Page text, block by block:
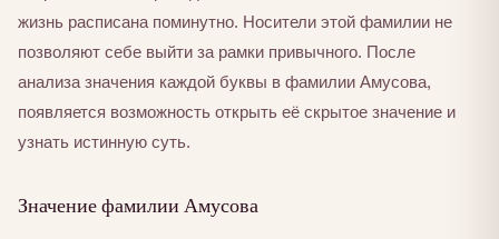
жизнь расписана поминутно. Носители этой фамилии не
позволяют себе выйти за рамки привычного. После
анализа значения каждой буквы в фамилии Амусова,
появляется возможность открыть её скрытое значение и
узнать истинную суть.
Значение фамилии Амусова